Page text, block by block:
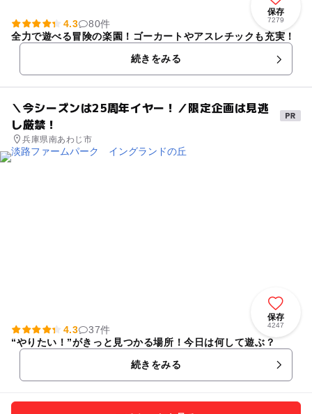
保存
7279
4.3
80件
全力で遊べる冒険の楽園！ゴーカートやアスレチックも充実！
続きをみる
＼今シーズンは25周年イヤー！／限定企画は見逃
し厳禁！
兵庫県南あわじ市
保存
4247
4.3
37件
“やりたい！”がきっと見つかる場所！今日は何して遊ぶ？
続きをみる